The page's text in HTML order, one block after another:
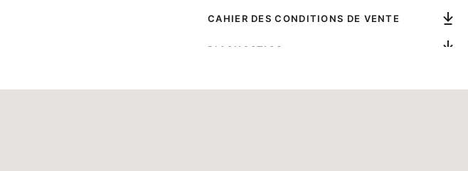
CAHIER DES CONDITIONS DE VENTE